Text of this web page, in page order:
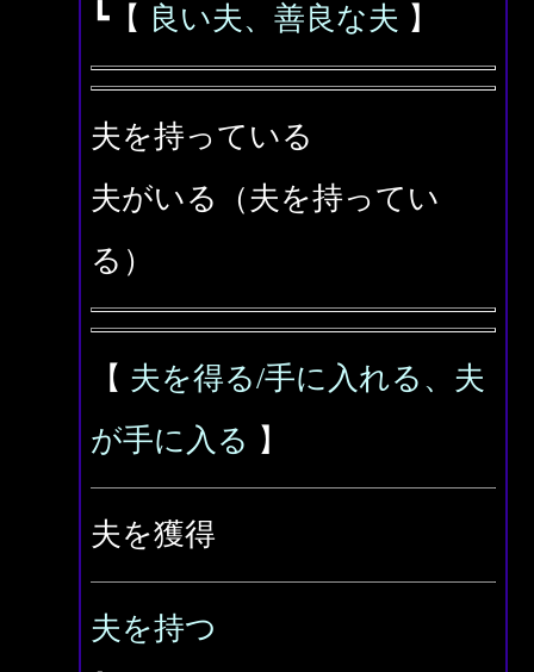
┗【 良い夫、善良な夫 】
夫を持っている
夫がいる（夫を持ってい
る）
【 夫を得る/手に入れる、夫
が手に入る 】
夫を獲得
夫を持つ